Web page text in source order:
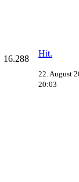
16.288
Hit.
22. August
20:03